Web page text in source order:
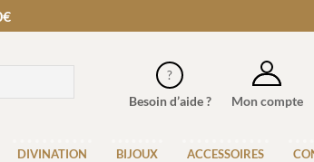
Besoin d’aide ? Mon compte
DIVINATION BIJOUX ACCESSOIRES